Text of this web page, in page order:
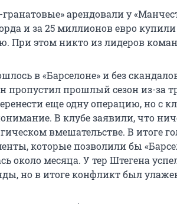
гранатовые» арендовали у
и за 25 миллионов евро
При этом никто из лидеров
в «Барселоне» и без
пропустил прошлый сезон из-за
еще одну операцию, но с
В клубе заявили, что
вмешательстве. В итоге
которые позволили бы
около месяца. У тер Штегена
но в итоге конфликт был